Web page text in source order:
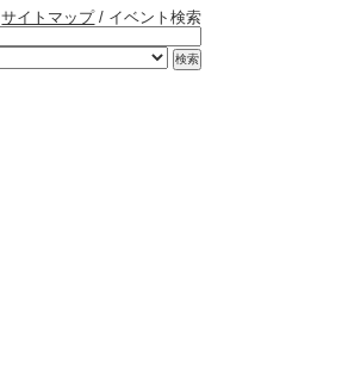
サイトマップ/ イベント検索